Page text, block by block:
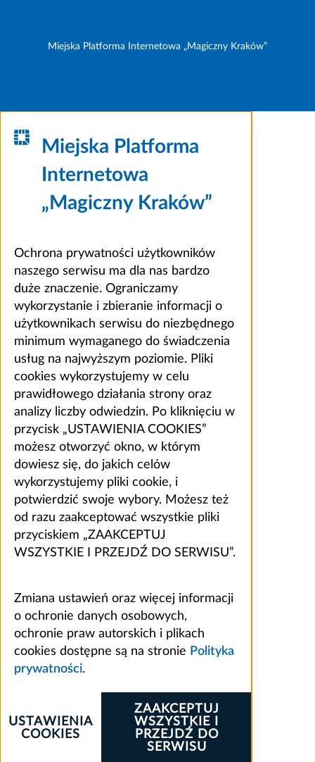
Miejska Platforma Internetowa „Magiczny Kraków”
Miejska Platforma
Internetowa
„Magiczny Kraków”
Ochrona prywatności użytkowników
naszego serwisu ma dla nas bardzo
duże znaczenie. Ograniczamy
wykorzystanie i zbieranie informacji o
użytkownikach serwisu do niezbędnego
minimum wymaganego do świadczenia
usług na najwyższym poziomie. Pliki
cookies wykorzystujemy w celu
prawidłowego działania strony oraz
analizy liczby odwiedzin. Po kliknięciu w
przycisk „USTAWIENIA COOKIES”
możesz otworzyć okno, w którym
dowiesz się, do jakich celów
wykorzystujemy pliki cookie, i
potwierdzić swoje wybory. Możesz też
od razu zaakceptować wszystkie pliki
przyciskiem „ZAAKCEPTUJ
WSZYSTKIE I PRZEJDŹ DO SERWISU”.
Zmiana ustawień oraz więcej informacji
o ochronie danych osobowych,
ochronie praw autorskich i plikach
cookies dostępne są na stronie Polityka
prywatności.
ZAAKCEPTUJ
WSZYSTKIE I
PRZEJDŹ DO
SERWISU
USTAWIENIA
COOKIES